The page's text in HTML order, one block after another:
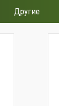
Другие